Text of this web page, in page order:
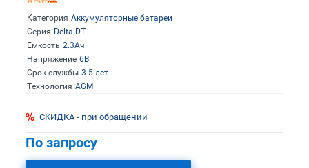
Категория Аккумуляторные батареи
Серия Delta DT
Емкость 2.3Ач
Напряжение 6В
Срок службы 3-5 лет
Технология AGM
СКИДКА - при обращении
По запросу